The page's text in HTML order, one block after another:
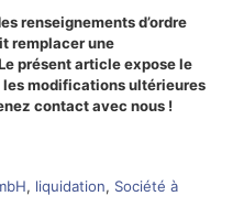
renseignements d’ordre
remplacer une
présent article expose le
modifications ultérieures
contact avec nous !
, liquidation, Société à